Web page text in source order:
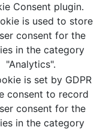
Consent plugin.
is used to store
consent for the
in the category
"Analytics".
is set by GDPR
consent to record
consent for the
in the category